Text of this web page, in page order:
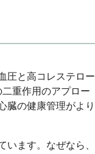
圧と高コレステロー
重作用のアプロー
臓の健康管理がより
います。なぜなら、